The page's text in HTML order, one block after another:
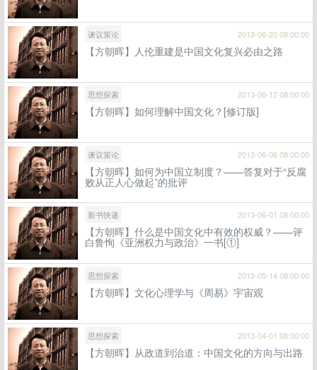
谏议策论 2013-06-20 08:00:00
【方朝晖】人伦重建是中国文化复兴必由之路
思想探索 2013-06-12 08:00:00
【方朝晖】如何理解中国文化？[修订版]
谏议策论 2013-06-06 08:00:00
【方朝晖】如何为中国立制度？——答复对于“反腐
败从正人心做起”的批评
新书快递 2013-06-01 08:00:00
【方朝晖】什么是中国文化中有效的权威？——评
白鲁恂《亚洲权力与政治》一书[①]
思想探索 2013-05-14 08:00:00
【方朝晖】文化心理学与《周易》宇宙观
思想探索 2013-04-01 08:00:00
【方朝晖】从政道到治道：中国文化的方向与出路